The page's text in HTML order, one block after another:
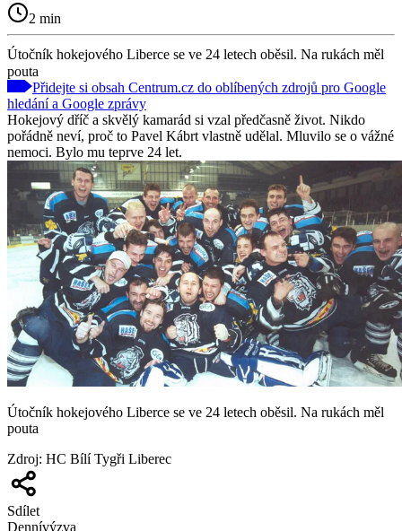
2 min
Útočník hokejového Liberce se ve 24 letech oběsil. Na rukách měl
pouta
Přidejte si obsah Centrum.cz do oblíbených zdrojů pro Google
hledání a Google zprávy
Hokejový dříč a skvělý kamarád si vzal předčasně život. Nikdo
pořádně neví, proč to Pavel Kábrt vlastně udělal. Mluvilo se o vážné
nemoci. Bylo mu teprve 24 let.
Útočník hokejového Liberce se ve 24 letech oběsil. Na rukách měl
pouta
Zdroj: HC Bílí Tygři Liberec
Sdílet
Dennívýzva